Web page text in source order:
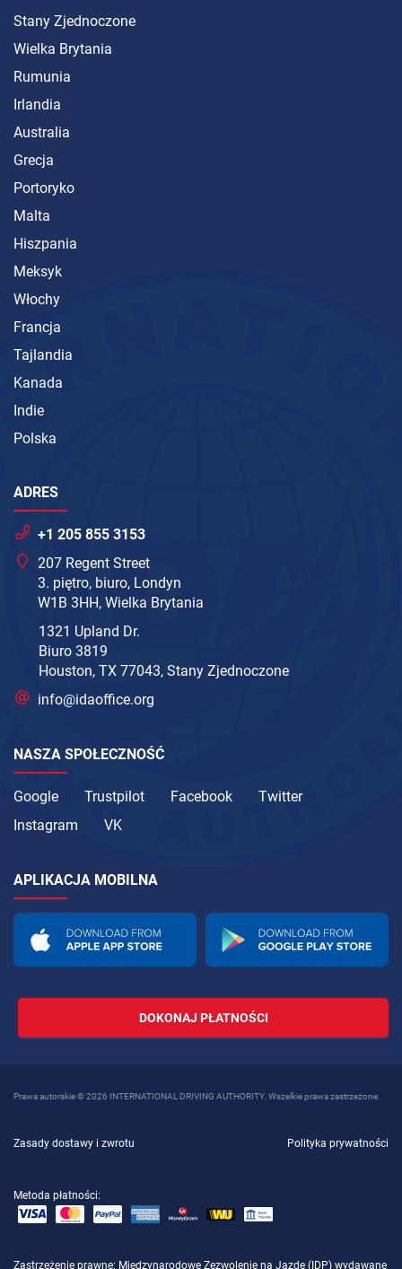
Stany Zjednoczone
Wielka Brytania
Rumunia
Irlandia
Australia
Grecja
Portoryko
Malta
Hiszpania
Meksyk
Włochy
Francja
Tajlandia
Kanada
Indie
Polska
ADRES
+1 205 855 3153
207 Regent Street
3. piętro, biuro, Londyn
W1B 3HH, Wielka Brytania
1321 Upland Dr.
Biuro 3819
Houston, TX 77043, Stany Zjednoczone
info@idaoffice.org
NASZA SPOŁECZNOŚĆ
Google Trustpilot Facebook
Twitter
Instagram
VK
APLIKACJA MOBILNA
DOKONAJ PŁATNOŚCI
Prawa autorskie © 2026 INTERNATIONAL DRIVING AUTHORITY. Wszelkie prawa zastrzeżone.
Zasady dostawy i zwrotu Polityka prywatności
Metoda płatności:
Zastrzeżenie prawne: Międzynarodowe Zezwolenie na Jazdę (IDP) wydawane